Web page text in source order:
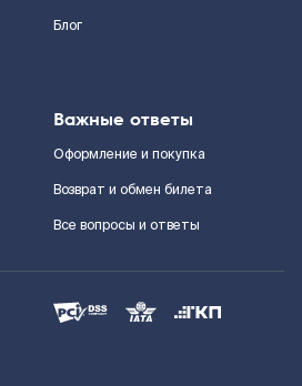
Блог
Важные ответы
Оформление и покупка
Возврат и обмен билета
Все вопросы и ответы